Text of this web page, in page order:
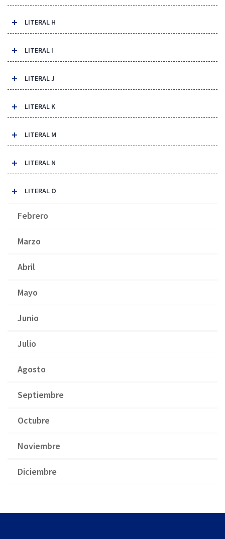
LITERAL H
LITERAL I
LITERAL J
LITERAL K
LITERAL M
LITERAL N
LITERAL O
Febrero
Marzo
Abril
Mayo
Junio
Julio
Agosto
Septiembre
Octubre
Noviembre
Diciembre